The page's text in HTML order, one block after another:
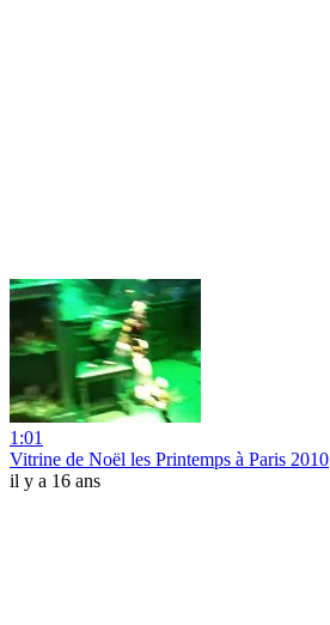
1:01
Vitrine de Noël les Printemps à Paris 2010
il y a 16 ans